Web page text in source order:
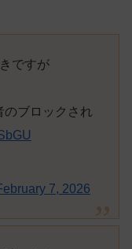
ですが
のブロックされ
7, 2026